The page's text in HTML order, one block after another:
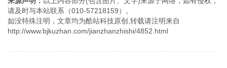
请及时与本站联系（010-57218159）。
如没特殊注明，文章均为酷站科技原创,转载请注明来自
http://www.bjkuzhan.com/jianzhanzhishi/4852.html